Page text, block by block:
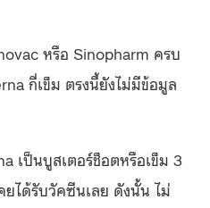
หรือ Sinopharm ครบ
กี่เข็ม ตรงนี้ยังไม่มีข้อมูล
เป็นบูสเตอร์ช็อตหรือเข็ม 3
ได้รับวัคซีนเลย ดังนั้น ไม่